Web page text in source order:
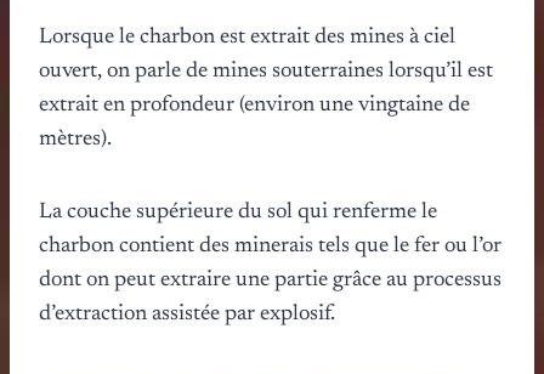
Lorsque le charbon est extrait des mines à ciel
ouvert, on parle de mines souterraines lorsqu’il est
extrait en profondeur (environ une vingtaine de
mètres).
La couche supérieure du sol qui renferme le
charbon contient des minerais tels que le fer ou l’or
dont on peut extraire une partie grâce au processus
d’extraction assistée par explosif.